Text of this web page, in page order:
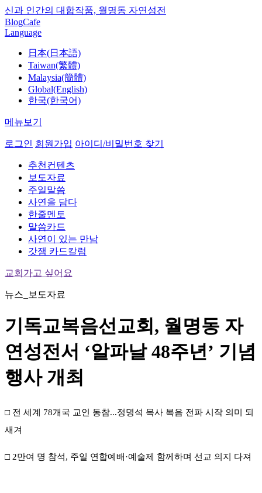
신과 인간의 대합작품, 월명동 자연성전
BlogCafe
Language
日本(日本語)
Taiwan(繁體)
Malaysia(簡體)
Global(English)
한국(한국어)
메뉴보기
로그인 회원가입 아이디/비밀번호 찾기
추천컨텐츠
보도자료
주일말씀
사연을 담다
한줄멘토
말씀카드
사연이 있는 만남
갓잼 카드칼럼
교회가고 싶어요
뉴스_보도자료
기독교복음선교회, 월명동 자
연성전서 ‘알파날 48주년’ 기념
행사 개최
□ 전 세계 78개국 교인 동참...정명석 목사 복음 전파 시작 의미 되
새겨
□ 2만여 명 참석, 주일 연합예배·예술제 함께하며 선교 의지 다져